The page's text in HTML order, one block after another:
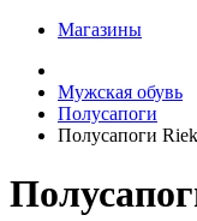
Магазины
Мужская обувь
Полусапоги
Полусапоги